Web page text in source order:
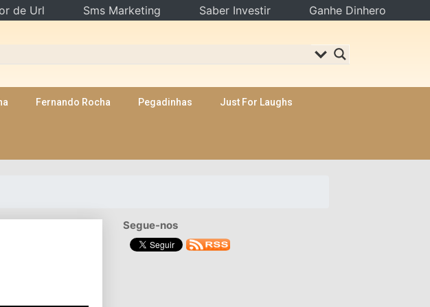
Fernando Rocha Pegadinhas Just For Laughs
Segue-nos
de Url Sms Marketing Saber Investir Ganhe Dinhero